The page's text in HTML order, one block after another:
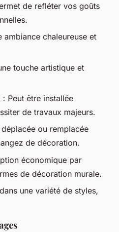
de refléter vos goûts
ambiance chaleureuse et
touche artistique et
: Peut être installée
de travaux majeurs.
ou remplacée
de décoration.
économique par
de décoration murale.
une variété de styles,